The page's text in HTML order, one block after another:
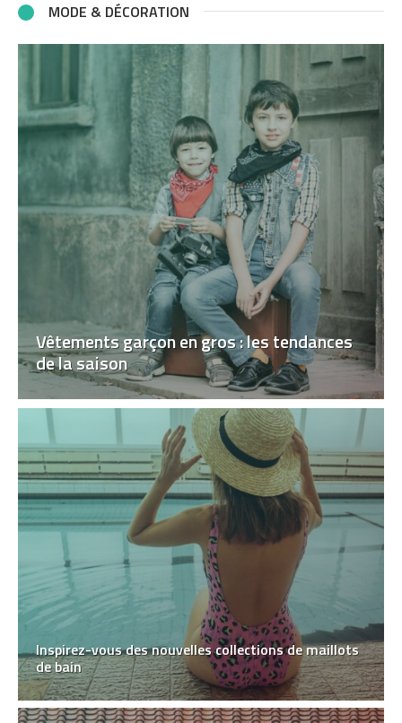
MODE & DÉCORATION
Vêtements garçon en gros : les tendances
de la saison
Inspirez-vous des nouvelles collections de maillots
de bain